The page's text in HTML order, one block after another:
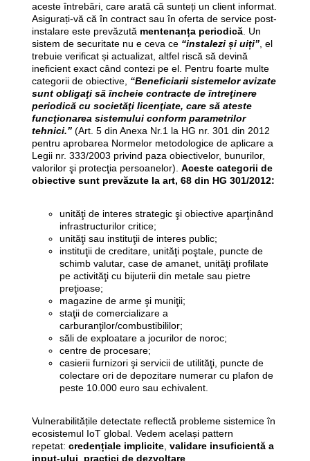
aceste întrebări, care arată că sunteți un client informat.
Asigurați-vă că în contract sau în oferta de service post-
instalare este prevăzută mentenanța periodică. Un
sistem de securitate nu e ceva ce “instalezi și uiți”, el
trebuie verificat și actualizat, altfel riscă să devină
ineficient exact când contezi pe el. Pentru foarte multe
categorii de obiective, “Beneficiarii sistemelor avizate
sunt obligaţi să încheie contracte de întreţinere
periodică cu societăţi licenţiate, care să ateste
funcţionarea sistemului conform parametrilor
tehnici.” (Art. 5 din Anexa Nr.1 la HG nr. 301 din 2012
pentru aprobarea Normelor metodologice de aplicare a
Legii nr. 333/2003 privind paza obiectivelor, bunurilor,
valorilor şi protecţia persoanelor). Aceste categorii de
obiective sunt prevăzute la art, 68 din HG 301/2012:
unităţi de interes strategic şi obiective aparţinând
infrastructurilor critice;
unităţi sau instituţii de interes public;
instituţii de creditare, unităţi poştale, puncte de
schimb valutar, case de amanet, unităţi profilate
pe activităţi cu bijuterii din metale sau pietre
preţioase;
magazine de arme şi muniţii;
staţii de comercializare a
carburanţilor/combustibililor;
săli de exploatare a jocurilor de noroc;
centre de procesare;
casierii furnizori şi servicii de utilităţi, puncte de
colectare ori de depozitare numerar cu plafon de
peste 10.000 euro sau echivalent.
Vulnerabilitățile detectate reflectă probleme sistemice în
ecosistemul IoT global. Vedem același pattern
repetat: credențiale implicite, validare insuficientă a
input-ului
practici de dezvoltare